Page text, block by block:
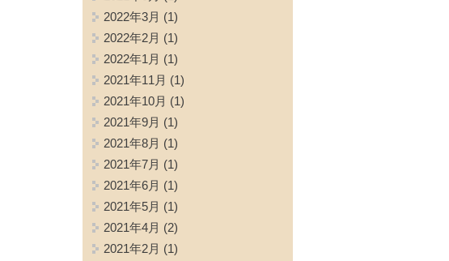
2022年3月 (1)
2022年2月 (1)
2022年1月 (1)
2021年11月 (1)
2021年10月 (1)
2021年9月 (1)
2021年8月 (1)
2021年7月 (1)
2021年6月 (1)
2021年5月 (1)
2021年4月 (2)
2021年2月 (1)